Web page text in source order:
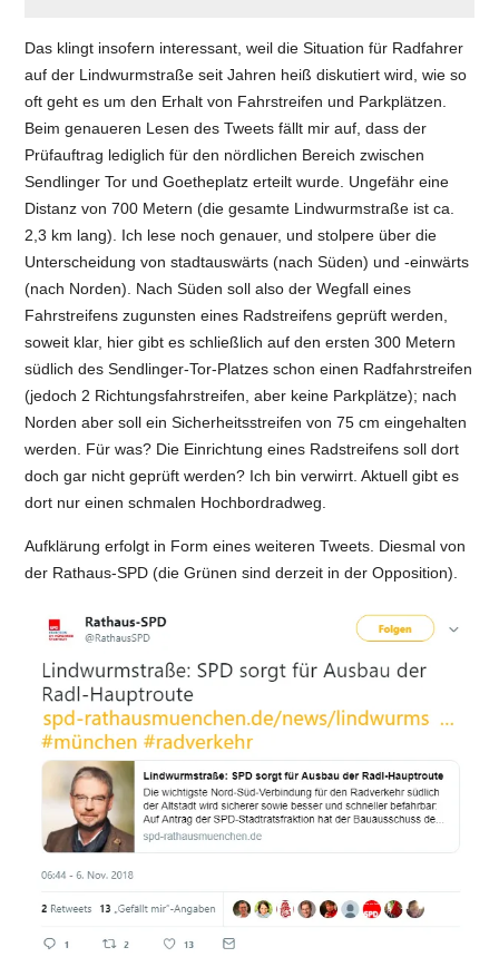
Das klingt insofern interessant, weil die Situation für Radfahrer
auf der Lindwurmstraße seit Jahren heiß diskutiert wird, wie so
oft geht es um den Erhalt von Fahrstreifen und Parkplätzen.
Beim genaueren Lesen des Tweets fällt mir auf, dass der
Prüfauftrag lediglich für den nördlichen Bereich zwischen
Sendlinger Tor und Goetheplatz erteilt wurde. Ungefähr eine
Distanz von 700 Metern (die gesamte Lindwurmstraße ist ca.
2,3 km lang). Ich lese noch genauer, und stolpere über die
Unterscheidung von stadtauswärts (nach Süden) und -einwärts
(nach Norden). Nach Süden soll also der Wegfall eines
Fahrstreifens zugunsten eines Radstreifens geprüft werden,
soweit klar, hier gibt es schließlich auf den ersten 300 Metern
südlich des Sendlinger-Tor-Platzes schon einen Radfahrstreifen
(jedoch 2 Richtungsfahrstreifen, aber keine Parkplätze); nach
Norden aber soll ein Sicherheitsstreifen von 75 cm eingehalten
werden. Für was? Die Einrichtung eines Radstreifens soll dort
doch gar nicht geprüft werden? Ich bin verwirrt. Aktuell gibt es
dort nur einen schmalen Hochbordradweg.
Aufklärung erfolgt in Form eines weiteren Tweets. Diesmal von
der Rathaus-SPD (die Grünen sind derzeit in der Opposition).